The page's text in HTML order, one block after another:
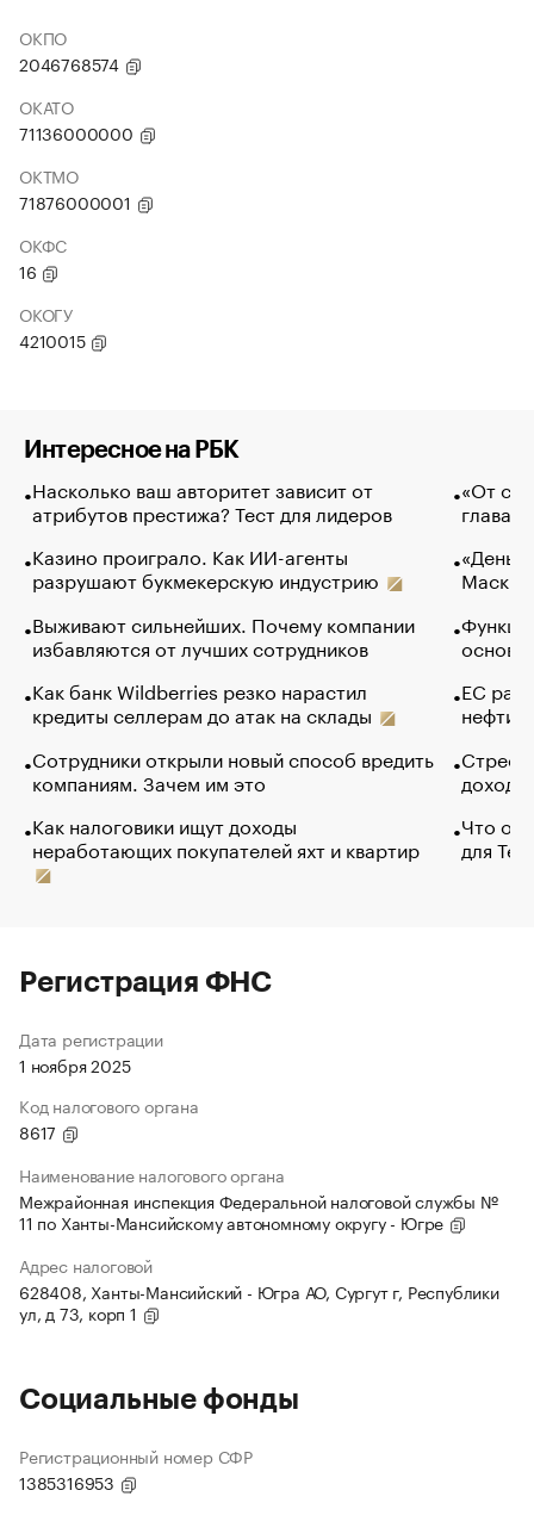
ОКПО
2046768574
ОКАТО
71136000000
ОКТМО
71876000001
ОКФС
16
ОКОГУ
4210015
Интересное на РБК
Насколько ваш авторитет зависит от
атрибутов престижа? Тест для лидеров
Казино проиграло. Как ИИ-агенты
разрушают букмекерскую индустрию
Выживают сильнейших. Почему компании
избавляются от лучших сотрудников
Как банк Wildberries резко нарастил
кредиты селлерам до атак на склады
Сотрудники открыли новый способ вредить
компаниям. Зачем им это
Как налоговики ищут доходы
неработающих покупателей яхт и квартир
«От
глава
Маск в
основ
ЕС
нефти
Что
для
Регистрация ФНС
Дата регистрации
1 ноября 2025
Код налогового органа
8617
Наименование налогового органа
Межрайонная инспекция Федеральной налоговой службы №
11 по Ханты-Мансийскому автономному округу - Югре
Адрес налоговой
628408, Ханты-Мансийский - Югра АО, Сургут г, Республики
ул, д 73, корп 1
Социальные фонды
Регистрационный номер СФР
1385316953